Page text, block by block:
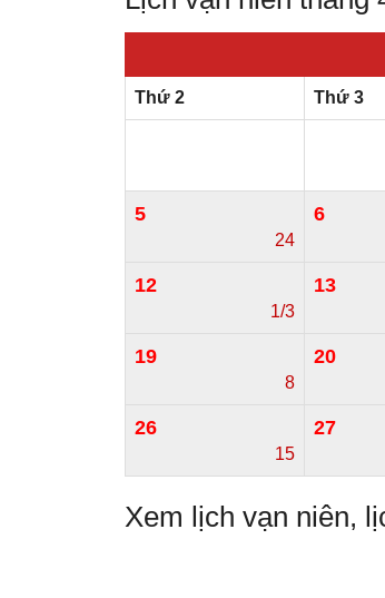
Thứ 2 Thứ 3
5
24
6
12
1/3
13
19
8
20
26
15
27
Xem lịch vạn niên,